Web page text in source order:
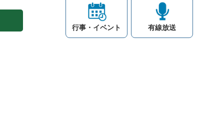
行事・イベント 有線放送